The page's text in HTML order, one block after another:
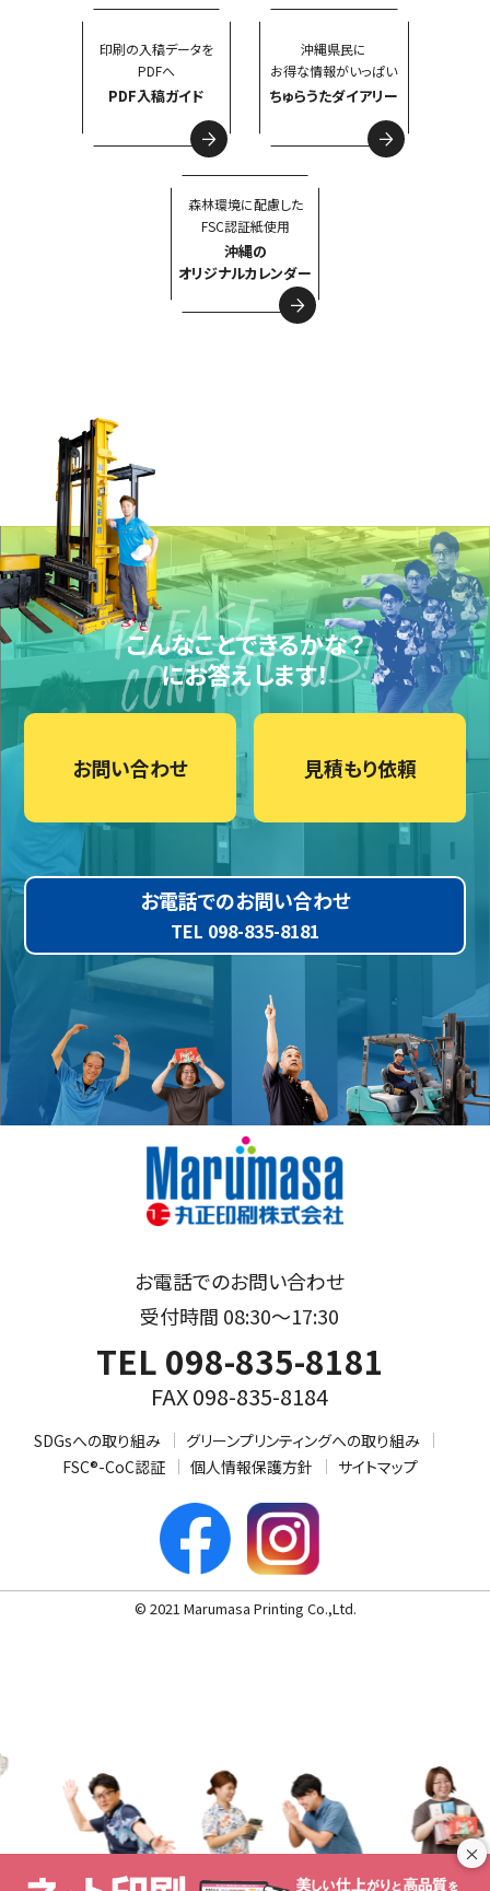
印刷の入稿データを
PDFへ
PDF入稿ガイド
沖縄県民に
お得な情報がいっぱい
ちゅらうたダイアリー
森林環境に配慮した
FSC認証紙使用
沖縄の
オリジナルカレンダー
こんなことできるかな？
にお答えします！
お問い合わせ 見積もり依頼
お電話でのお問い合わせ
TEL 098-835-8181
×
お電話でのお問い合わせ
受付時間 08:30～17:30
TEL 098-835-8181
FAX 098-835-8184
SDGsへの取り組み
グリーンプリンティングへの取り組み
FSC®-CoC認証
個人情報保護方針 サイトマップ
© 2021 Marumasa Printing Co.,Ltd.